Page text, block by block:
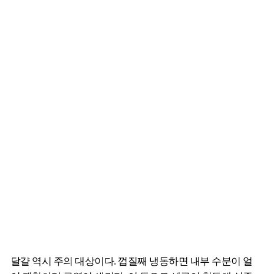
달걀 역시 주의 대상이다. 껍질째 냉동하면 내부 수분이 얼